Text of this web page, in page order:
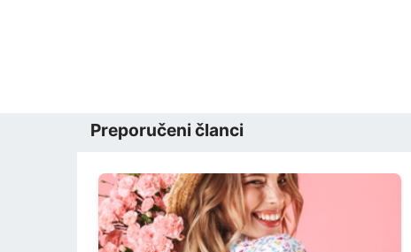
Preporučeni članci